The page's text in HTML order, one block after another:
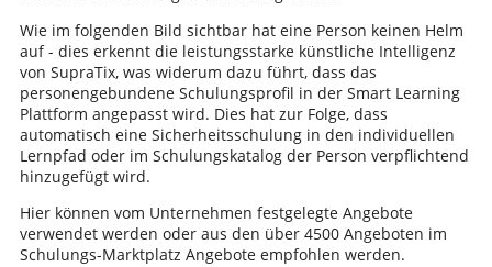
Wie im folgenden Bild sichtbar hat eine Person keinen Helm
auf - dies erkennt die leistungsstarke künstliche Intelligenz
von SupraTix, was widerum dazu führt, dass das
personengebundene Schulungsprofil in der Smart Learning
Plattform angepasst wird. Dies hat zur Folge, dass
automatisch eine Sicherheitsschulung in den individuellen
Lernpfad oder im Schulungskatalog der Person verpflichtend
hinzugefügt wird.
Hier können vom Unternehmen festgelegte Angebote
verwendet werden oder aus den über 4500 Angeboten im
Schulungs-Marktplatz Angebote empfohlen werden.